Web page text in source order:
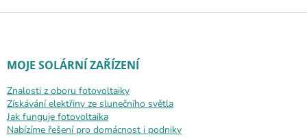
Zápatí
MOJE SOLÁRNÍ ZAŘÍZENÍ
Znalosti z oboru fotovoltaiky
Získávání elektřiny ze slunečního světla
Jak funguje fotovoltaika
Nabízíme řešení pro domácnost i podniky